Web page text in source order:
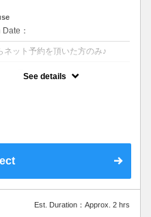
：
ネット予約を頂いた方のみ♪
See details
Est. Duration：Approx. 2 hrs